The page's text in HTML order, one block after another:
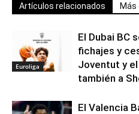
Artículos relacionados Más
Euroliga
El Dubai BC
fichajes y
Joventut y el
también a
El Valencia